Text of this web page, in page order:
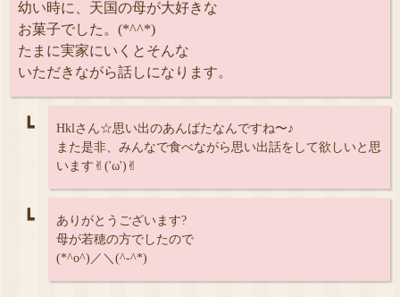
幼い時に、天国の母が大好きな
お菓子でした。(*^^*)
たまに実家にいくとそんな
いただきながら話しになります。
┗
Hklさん☆思い出のあんばたなんですね〜♪
また是非、みんなで食べながら思い出話をして欲しいと思
います✌︎('ω')✌︎
┗
ありがとうございます?
母が若穂の方でしたので
(*^o^)／＼(^-^*)